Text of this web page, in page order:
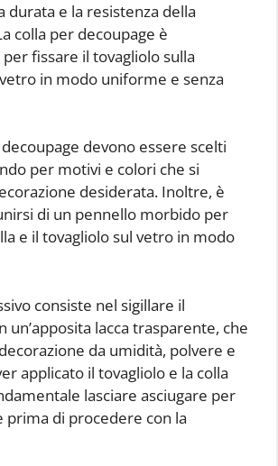
durata e la resistenza della
colla per decoupage è
fissare il tovagliolo sulla
in modo uniforme e senza
devono essere scelti
per motivi e colori che si
desiderata. Inoltre, è
di un pennello morbido per
e il tovagliolo sul vetro in modo
consiste nel sigillare il
un’apposita lacca trasparente, che
da umidità, polvere e
applicato il tovagliolo e la colla
lasciare asciugare per
prima di procedere con la